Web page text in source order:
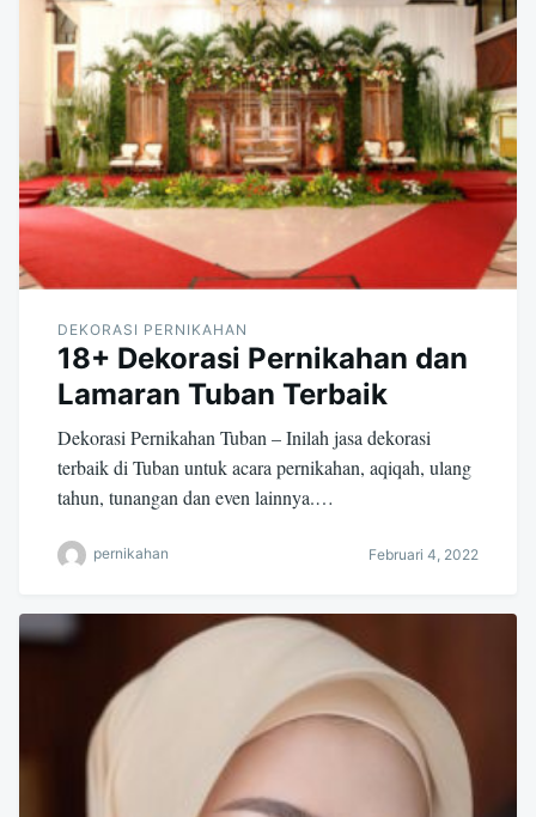
DEKORASI PERNIKAHAN
18+ Dekorasi Pernikahan dan
Lamaran Tuban Terbaik
Dekorasi Pernikahan Tuban – Inilah jasa dekorasi
terbaik di Tuban untuk acara pernikahan, aqiqah, ulang
tahun, tunangan dan even lainnya.…
pernikahan Februari 4, 2022